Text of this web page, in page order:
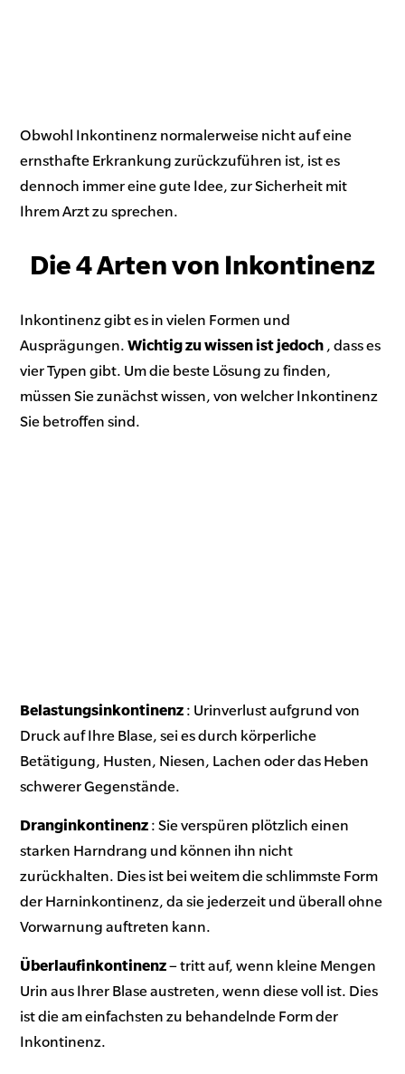
Obwohl Inkontinenz normalerweise nicht auf eine
ernsthafte Erkrankung zurückzuführen ist, ist es
dennoch immer eine gute Idee, zur Sicherheit mit
Ihrem Arzt zu sprechen.
Die 4 Arten von Inkontinenz
Inkontinenz gibt es in vielen Formen und
Ausprägungen.Wichtig zu wissen ist jedoch , dass es
vier Typen gibt. Um die beste Lösung zu finden,
müssen Sie zunächst wissen, von welcher Inkontinenz
Sie betroffen sind.
Belastungsinkontinenz : Urinverlust aufgrund von
Druck auf Ihre Blase, sei es durch körperliche
Betätigung, Husten, Niesen, Lachen oder das Heben
schwerer Gegenstände.
Dranginkontinenz : Sie verspüren plötzlich einen
starken Harndrang und können ihn nicht
zurückhalten. Dies ist bei weitem die schlimmste Form
der Harninkontinenz, da sie jederzeit und überall ohne
Vorwarnung auftreten kann.
Überlaufinkontinenz– tritt auf, wenn kleine Mengen
Urin aus Ihrer Blase austreten, wenn diese voll ist. Dies
ist die am einfachsten zu behandelnde Form der
Inkontinenz.